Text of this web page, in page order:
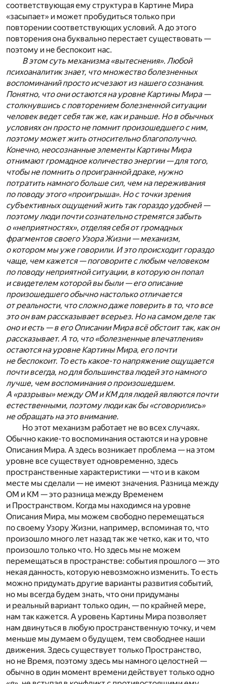
соответствующая ему структура в Картине Мира
«засыпает» и может пробудиться только при
повторении соответствующих условий. А до этого
повторения она буквально перестает существовать —
поэтому и не беспокоит нас.
В этом суть механизма «вытеснения». Любой
психоаналитик знает, что множество болезненных
воспоминаний просто исчезают из нашего сознания.
Понятно, что они остаются на уровне Картины Мира —
столкнувшись с повторением болезненной ситуации
человек ведет себя так же, как и раньше. Но в обычных
условиях он просто не помнит произошедшего с ним,
поэтому может жить относительно благополучно.
Конечно, неосознанные элементы Картины Мира
отнимают громадное количество энергии — для того,
чтобы не помнить о проигранной драке, нужно
потратить намного больше сил, чем на переживания
по поводу этого «проигрыша». Но с точки зрения
субъективных ощущений жить так гораздо удобней —
поэтому люди почти сознательно стремятся забыть
о «неприятностях», отделяя себя от громадных
фрагментов своего Узора Жизни — механизм,
о котором мы уже говорили. И это происходит гораздо
чаще, чем кажется — поговорите с любым человеком
по поводу неприятной ситуации, в которую он попал
и свидетелем которой вы были — его описание
произошедшего обычно настолько отличается
от реальности, что сложно даже поверить в то, что все
это он вам рассказывает всерьез. Но на самом деле так
оно и есть — в его Описании Мира всё обстоит так, как он
рассказывает. А то, что «болезненные впечатления»
остаются на уровне Картины Мира, его почти
не беспокоит. То есть какое-то напряжение ощущается
почти всегда, но для большинства людей это намного
лучше, чем воспоминания о произошедшем.
А «разрывы» между ОМ и КМ для людей являются почти
естественными, поэтому люди как бы «сговорились»
не обращать на это внимание.
Но этот механизм работает не во всех случаях.
Обычно какие-то воспоминания остаются и на уровне
Описания Мира. А здесь возникает проблема — на этом
уровне все существует одновременно, здесь
пространственные характеристики — что и в каком
месте мы сделали — не имеют значения. Разница между
ОМ и КМ — это разница между Временем
и Пространством. Когда мы находимся на уровне
Описания Мира, мы можем свободно перемещаться
по своему Узору Жизни, например, вспоминая то, что
произошло много лет назад так же четко, как и то, что
произошло только что. Но здесь мы не можем
перемещаться в пространстве: события прошлого — это
некая данность, которую невозможно изменить. То есть
можно придумать другие варианты развития событий,
но мы всегда будем знать, что они придуманы
и реальный вариант только один, — по крайней мере,
нам так кажется. А уровень Картины Мира позволяет
нам двинуться в любую пространственную точку, и чем
меньше мы думаем о будущем, тем свободнее наши
движения. Здесь существует только Пространство,
но не Время, поэтому здесь мы намного целостней —
обычно в один момент времени действует только одно